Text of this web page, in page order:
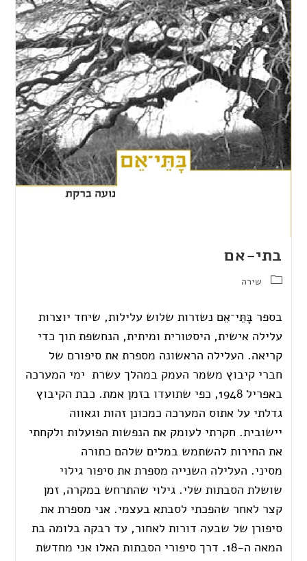
בתי-אם
שירה
בספר בָּתֵּי־אֵם נשזרות שלוש עלילות, שיחד יוצרות
עלילה אישית, היסטורית ומיתית, הנחשפת תוך כדי
קריאה. העלילה הראשונה מספרת את סיפורם של
חברי קיבוץ משמר העמק במהלך עשרת ימי המערכה
באפריל 1948, כפי שתועדו בזמן אמת. כבת הקיבוץ
גדלתי על אתוס המערכה כמכונן זהות וגאווה
יישובית. חקרתי לעומק את הנפשות הפועלות ולקחתי
את החירות להשתמש במלים שלהם כתורה
מסיני. העלילה השנייה מספרת את סיפור גילוי
שושלת הסבתות שלי. גילוי שהתרחש במקרה, זמן
קצר לאחר שהפכתי לסבתא בעצמי. אני מספרת את
סיפורן של שבעה דורות לאחור, עד רבקה בלומה בת
המאה ה-18. דרך סיפורי הסבתות האלו אני מחדשת